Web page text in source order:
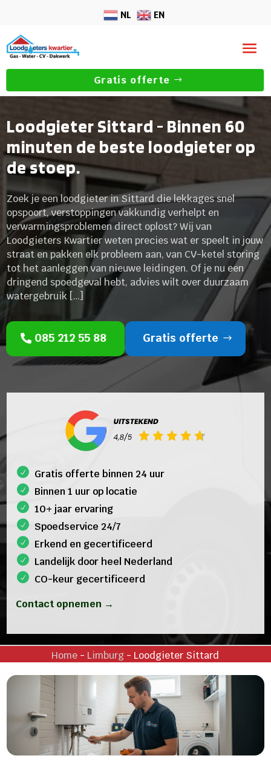
NL EN
Gratis offerte
Loodgieter Sittard - Binnen 60
minuten de beste loodgieter op
de stoep.
Zoek je een loodgieter in Sittard die lekkages snel
opspoort, verstoppingen vakkundig verhelpt en
verwarmingsproblemen direct oplost? Wij van
Loodgieters Kwartier weten precies wat er speelt in jouw
straat en pakken elk probleem aan, van CV-ketel storing
tot het aanleggen van nieuwe leidingen. Of je nu een
dringend spoedgeval hebt, advies wilt over duurzaam
watergebruik […]
085 212 55 88 Gratis offerte
Gratis offerte binnen 24 uur
Binnen 1 uur op locatie
10+ jaar ervaring
Spoedservice 24/7
Erkend en gecertificeerd
Landelijk door heel Nederland
CO-keur gecertificeerd
Contact opnemen →
Home - Limburg - Loodgieter Sittard